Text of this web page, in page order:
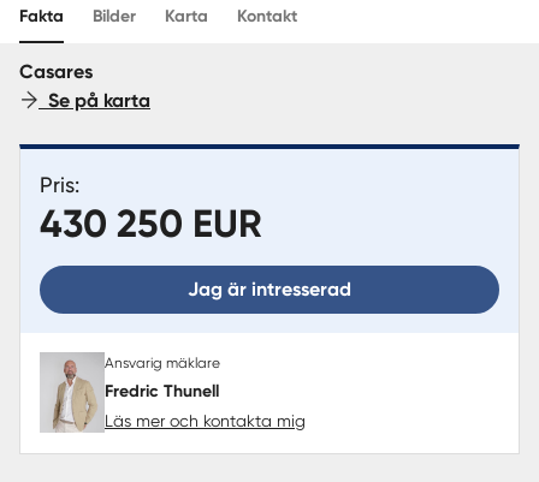
Fakta Bilder Karta Kontakt
Casares
Se på karta
Pris:
430 250 EUR
Jag är intresserad
Ansvarig mäklare
Fredric Thunell
Läs mer och kontakta mig